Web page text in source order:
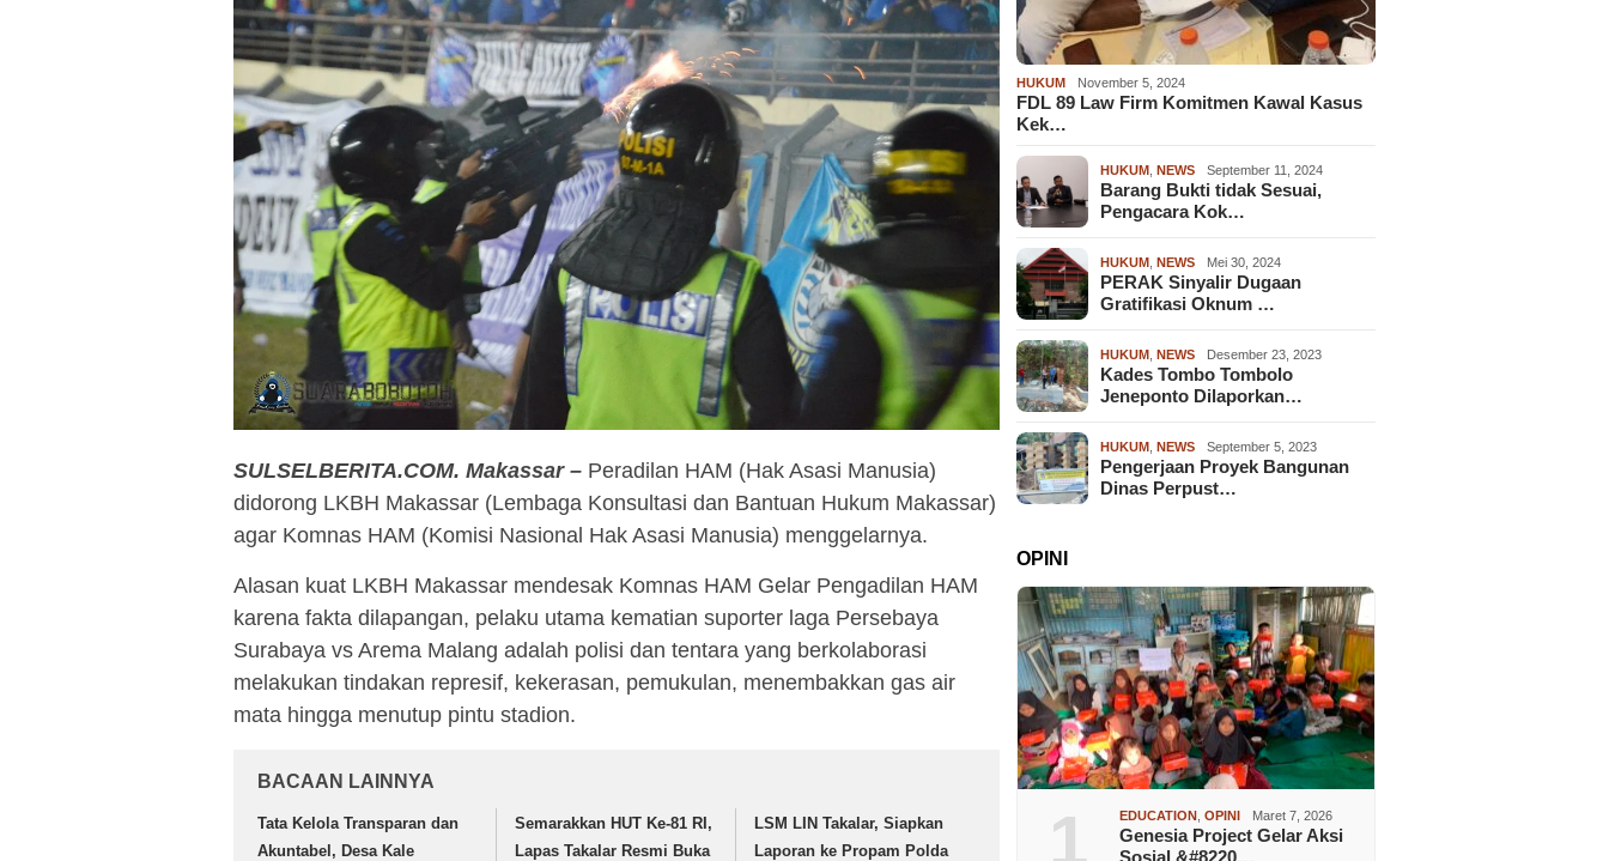
SULSELBERITA.COM. Makassar – Peradilan HAM (Hak Asasi Manusia)
didorong LKBH Makassar (Lembaga Konsultasi dan Bantuan Hukum Makassar)
agar Komnas HAM (Komisi Nasional Hak Asasi Manusia) menggelarnya.
Alasan kuat LKBH Makassar mendesak Komnas HAM Gelar Pengadilan HAM
karena fakta dilapangan, pelaku utama kematian suporter laga Persebaya
Surabaya vs Arema Malang adalah polisi dan tentara yang berkolaborasi
melakukan tindakan represif, kekerasan, pemukulan, menembakkan gas air
mata hingga menutup pintu stadion.
BACAAN LAINNYA
Tata Kelola Transparan dan
Akuntabel, Desa Kale
Semarakkan HUT Ke-81 RI,
Lapas Takalar Resmi Buka
LSM LIN Takalar, Siapkan
Laporan ke Propam Polda
HUKUM November 5, 2024
FDL 89 Law Firm Komitmen Kawal Kasus
Kek…
HUKUM ,NEWS September 11, 2024
Barang Bukti tidak Sesuai,
Pengacara Kok…
HUKUM ,NEWS Mei 30, 2024
PERAK Sinyalir Dugaan
Gratifikasi Oknum …
HUKUM ,NEWS Desember 23, 2023
Kades Tombo Tombolo
Jeneponto Dilaporkan…
HUKUM ,NEWS September 5, 2023
Pengerjaan Proyek Bangunan
Dinas Perpust…
OPINI
1 EDUCATION ,OPINI Maret 7, 2026
Genesia Project Gelar Aksi